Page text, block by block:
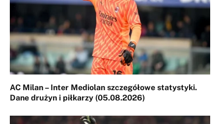
AC Milan – Inter Mediolan szczegółowe statystyki.
Dane drużyn i piłkarzy (05.08.2026)